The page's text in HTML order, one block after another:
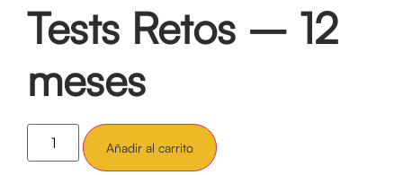
Tests Retos – 12
meses
Añadir al carrito